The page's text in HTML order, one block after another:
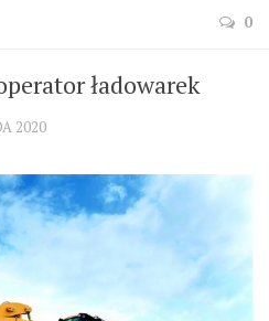
0
ładowarek
2020